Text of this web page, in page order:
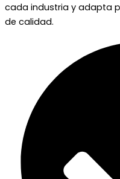
cada industria y adapta
de calidad.